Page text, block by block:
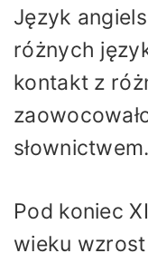
Język
różnych
kontakt z
słownictwem.
Pod koniec
wieku